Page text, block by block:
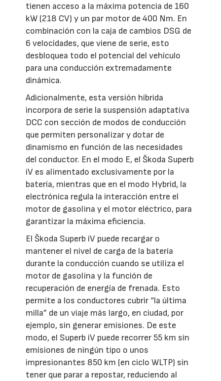
tienen acceso a la máxima potencia de 160
kW (218 CV) y un par motor de 400 Nm. En
combinación con la caja de cambios DSG de
6 velocidades, que viene de serie, esto
desbloquea todo el potencial del vehículo
para una conducción extremadamente
dinámica.
Adicionalmente, esta versión híbrida
incorpora de serie la suspensión adaptativa
DCC con sección de modos de conducción
que permiten personalizar y dotar de
dinamismo en función de las necesidades
del conductor. En el modo E, el Škoda Superb
iV es alimentado exclusivamente por la
batería, mientras que en el modo Hybrid, la
electrónica regula la interacción entre el
motor de gasolina y el motor eléctrico, para
garantizar la máxima eficiencia.
El Škoda Superb iV puede recargar o
mantener el nivel de carga de la batería
durante la conducción cuando se utiliza el
motor de gasolina y la función de
recuperación de energía de frenada. Esto
permite a los conductores cubrir “la última
milla” de un viaje más largo, en ciudad, por
ejemplo, sin generar emisiones. De este
modo, el Superb iV puede recorrer 55 km sin
emisiones de ningún tipo o unos
impresionantes 850 km (en ciclo WLTP) sin
tener que parar a repostar, reduciendo al